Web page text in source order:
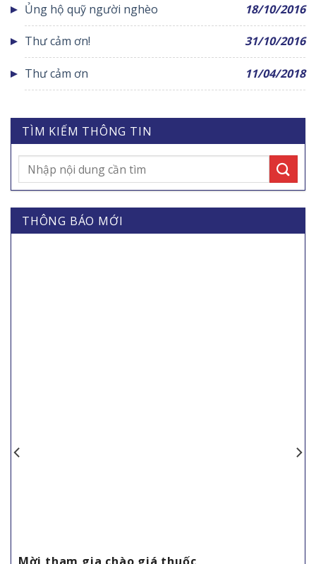
Ủng hộ quỹ người nghèo 18/10/2016
Thư cảm ơn! 31/10/2016
Thư cảm ơn 11/04/2018
TÌM KIẾM THÔNG TIN
THÔNG BÁO MỚI